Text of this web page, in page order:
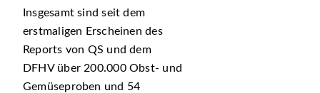
Insgesamt sind seit dem
erstmaligen Erscheinen des
Reports von QS und dem
DFHV über 200.000 Obst- und
Gemüseproben und 54